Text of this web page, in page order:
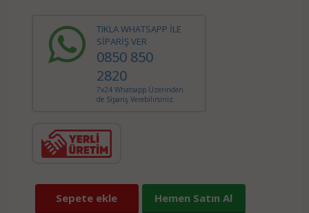
TIKLA WHATSAPP İLE
SİPARİŞ VER
0850 850
2820
7x24 Whatsapp Üzerinden
de Sipariş Verebilirsiniz.
Sepete ekle Hemen Satın Al